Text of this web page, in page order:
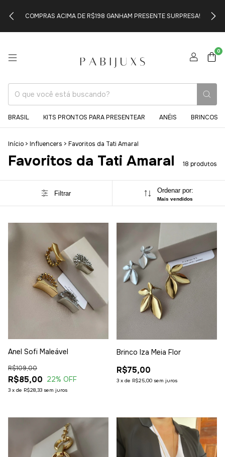
COMPRAS ACIMA DE R$198 GANHAM PRESENTE SURPRESA!
0
BRASIL KITS PRONTOS PARA PRESENTEAR ANÉIS BRINCOS
Início > Influencers > Favoritos da Tati Amaral
Favoritos da Tati Amaral 18 produtos
Filtrar Ordenar por:
Mais vendidos
Anel Sofi Maleável
R$85,00
R$109,00
22% OFF
3 x de R$28,33 sem juros
Brinco Iza Meia Flor
R$75,00
3 x de R$25,00 sem juros